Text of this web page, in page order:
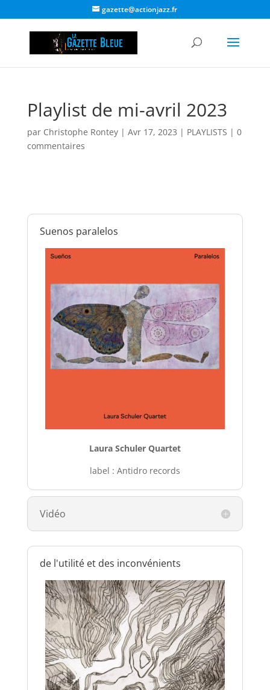
gazette@actionjazz.fr
Playlist de mi-avril 2023
par Christophe Rontey| Avr 17, 2023 | PLAYLISTS | 0
commentaires
Suenos paralelos
Laura Schuler Quartet
label : Antidro records
Vidéo
de l'utilité et des inconvénients